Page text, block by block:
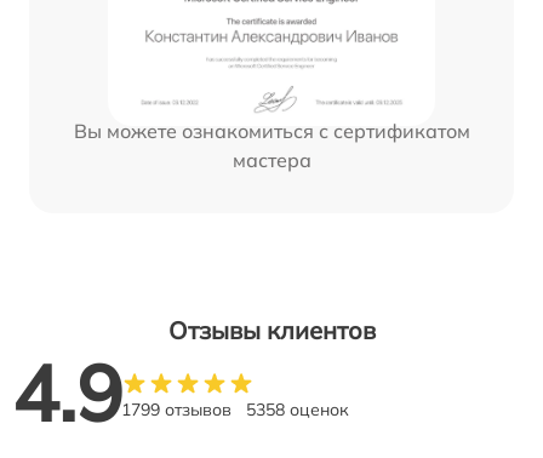
Вы можете ознакомиться с сертификатом
мастера
Отзывы клиентов
4.91799 отзывов 5358 оценок